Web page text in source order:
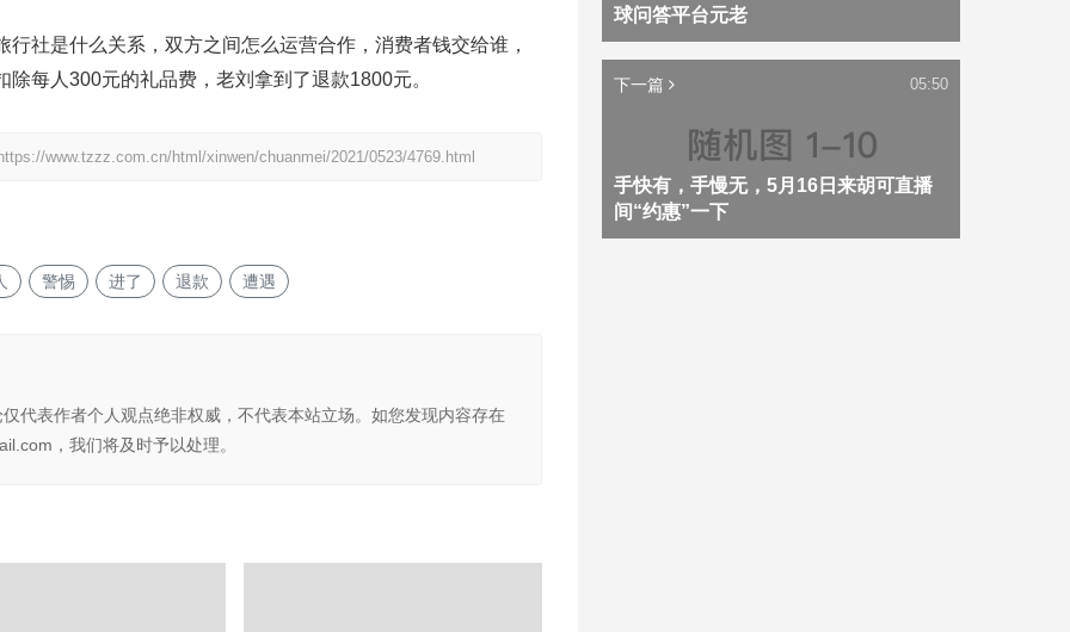
是什么关系，双方之间怎么运营合作，消费者钱交给谁，
每人300元的礼品费，老刘拿到了退款1800元。
www.tzzz.com.cn/html/xinwen/chuanmei/2021/0523/4769.html
警惕 进了 退款 遭遇
代表作者个人观点绝非权威，不代表本站立场。如您发现内容存在
，我们将及时予以处理。
球问答平台元老
下一篇
手快有，手慢无，5月16日来胡可直播
间“约惠”一下
05:50